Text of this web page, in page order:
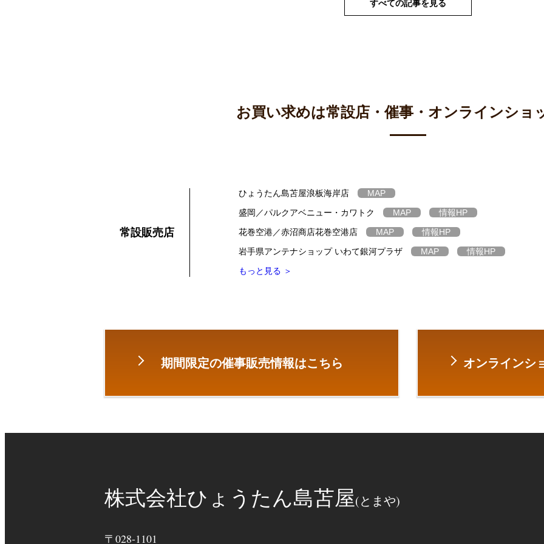
すべての記事を見る
お買い求めは常設店・催事・オンラインショ
常設販売店
ひょうたん島苫屋浪板海岸店
MAP
盛岡／パルクアベニュー・カワトク
MAP 情報HP
花巻空港／赤沼商店花巻空港店
MAP 情報HP
岩手県アンテナショップ いわて銀河プラザ
MAP 情報HP
もっと見る ＞
期間限定の催事販売情報はこちら オンラインシ
株式会社ひょうたん島苫屋(とまや)
〒028-1101